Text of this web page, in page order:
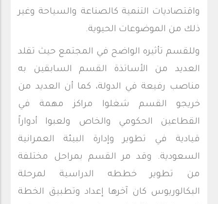
واقتصاديات التنمية كالصناعة والسياحة وغير
ذلك من الموضوعات الحيوية.
وللقسم تأثيره الواضح في المجتمع حيث تقلد
العديد من الأساتذة القسم السابقين به
مناصب رفيعة في الدولة، كما أن العديد من
خريجو القسم شغلوا مراكز مهمة في
القطاعين الحكومي والخاص ولعبوا أدواراً
قيادية في تطوير وإدارة البيئة العمرانية
السعودية. وقد مر القسم بمراحل مختلفة
من تطوير خططه الدراسية لمرحلة
البكالوريوس كان آخرها إعداد وتطبيق الخطة